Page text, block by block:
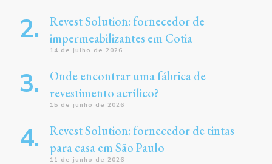
Revest Solution: fornecedor de
impermeabilizantes em Cotia
14 de julho de 2026
Onde encontrar uma fábrica de
revestimento acrílico?
15 de junho de 2026
Revest Solution: fornecedor de tintas
para casa em São Paulo
11 de junho de 2026